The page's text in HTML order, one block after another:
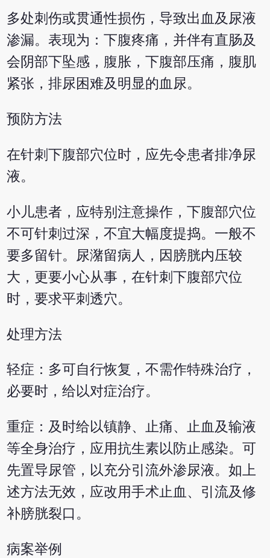
多处刺伤或贯通性损伤，导致出血及尿液
渗漏。表现为：下腹疼痛，并伴有直肠及
会阴部下坠感，腹胀，下腹部压痛，腹肌
紧张，排尿困难及明显的血尿。
预防方法
在针刺下腹部穴位时，应先令患者排净尿
液。
小儿患者，应特别注意操作，下腹部穴位
不可针刺过深，不宜大幅度提捣。一般不
要多留针。尿潴留病人，因膀胱内压较
大，更要小心从事，在针刺下腹部穴位
时，要求平刺透穴。
处理方法
轻症：多可自行恢复，不需作特殊治疗，
必要时，给以对症治疗。
重症：及时给以镇静、止痛、止血及输液
等全身治疗，应用抗生素以防止感染。可
先置导尿管，以充分引流外渗尿液。如上
述方法无效，应改用手术止血、引流及修
补膀胱裂口。
病案举例